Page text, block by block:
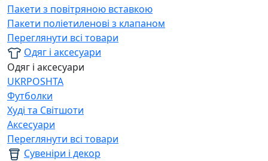
Пакети з повітряною вставкою
Пакети поліетиленові з клапаном
Переглянути всі товари
Одяг і аксесуари
Одяг і аксесуари
UKRPOSHTA
Футболки
Худі та Світшоти
Аксесуари
Переглянути всі товари
Сувеніри і декор